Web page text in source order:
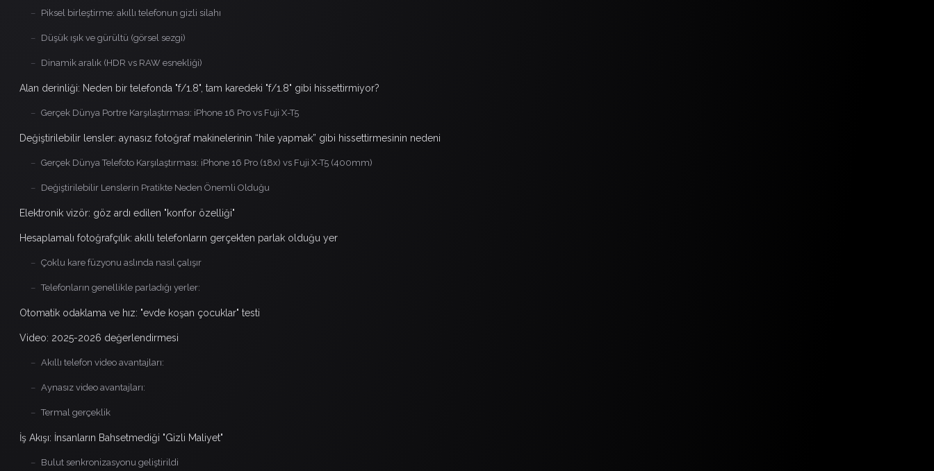
– Piksel birleştirme: akıllı telefonun gizli silahı
– Düşük ışık ve gürültü (görsel sezgi)
– Dinamik aralık (HDR vs RAW esnekliği)
Alan derinliği: Neden bir telefonda "f/1.8", tam karedeki "f/1.8" gibi hissettirmiyor?
– Gerçek Dünya Portre Karşılaştırması: iPhone 16 Pro vs Fuji X-T5
Değiştirilebilir lensler: aynasız fotoğraf makinelerinin “hile yapmak” gibi hissettirmesinin nedeni
– Gerçek Dünya Telefoto Karşılaştırması: iPhone 16 Pro (18x) vs Fuji X-T5 (400mm)
– Değiştirilebilir Lenslerin Pratikte Neden Önemli Olduğu
Elektronik vizör: göz ardı edilen "konfor özelliği"
Hesaplamalı fotoğrafçılık: akıllı telefonların gerçekten parlak olduğu yer
– Çoklu kare füzyonu aslında nasıl çalışır
– Telefonların genellikle parladığı yerler:
Otomatik odaklama ve hız: "evde koşan çocuklar" testi
Video: 2025-2026 değerlendirmesi
– Akıllı telefon video avantajları:
– Aynasız video avantajları:
– Termal gerçeklik
İş Akışı: İnsanların Bahsetmediği "Gizli Maliyet"
– Bulut senkronizasyonu geliştirildi